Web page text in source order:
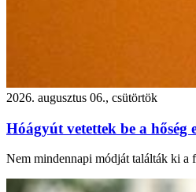
2026. augusztus 06., csütörtök
Hóágyút vetettek be a
Nem mindennapi módját találták ki a